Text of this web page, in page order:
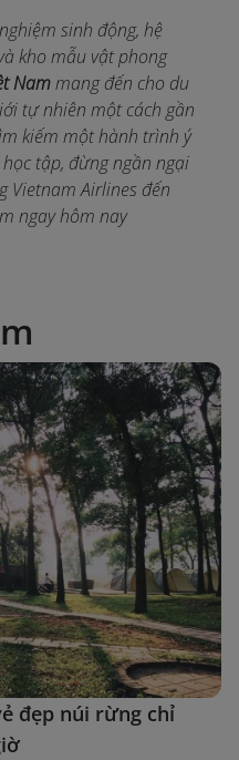
sinh động, hệ
kho mẫu vật phong
Nammang đến cho du
tự nhiên một cách gần
kiếm một hành trình ý
tập, đừng ngần ngại
Vietnam Airlines đến
ngay hôm nay
đẹp núi rừng chỉ